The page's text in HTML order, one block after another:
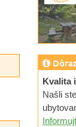
Kvalita
Našli